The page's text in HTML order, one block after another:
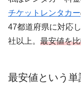
チケットレンタカー
47都道府県に対応
社以上。 最安値を
最安値という単